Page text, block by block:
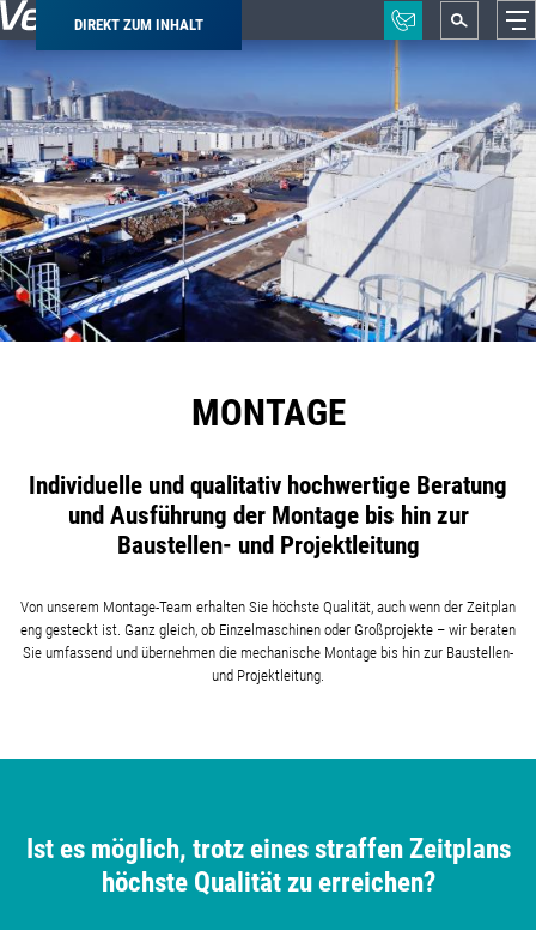
DIREKT ZUM INHALT
Pfadnavigation
MONTAGE
Individuelle und qualitativ hochwertige Beratung
und Ausführung der Montage bis hin zur
Baustellen- und Projektleitung
Von unserem Montage-Team erhalten Sie höchste Qualität, auch wenn der Zeitplan
eng gesteckt ist. Ganz gleich, ob Einzelmaschinen oder Großprojekte – wir beraten
Sie umfassend und übernehmen die mechanische Montage bis hin zur Baustellen-
und Projektleitung.
Ist es möglich, trotz eines straffen Zeitplans
höchste Qualität zu erreichen?